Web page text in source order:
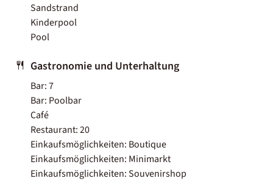
Sandstrand
Kinderpool
Pool
Gastronomie und Unterhaltung
Bar: 7
Bar: Poolbar
Café
Restaurant: 20
Einkaufsmöglichkeiten: Boutique
Einkaufsmöglichkeiten: Minimarkt
Einkaufsmöglichkeiten: Souvenirshop